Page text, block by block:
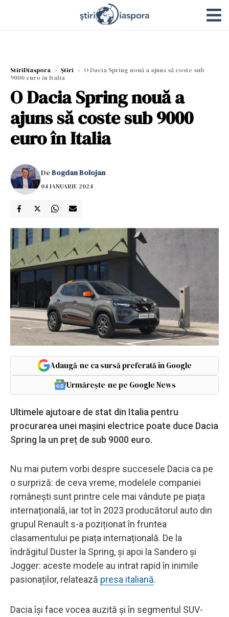
StiriDiaspora › Știri › O Dacia Spring nouă a ajuns să coste sub
9000 euro în Italia
O Dacia Spring nouă a
ajuns să coste sub 9000
euro în Italia
DeBogdan Bolojan
04 IANUARIE 2024
Adaugă-ne ca sursă preferată în Google
Urmărește-ne pe Google News
Ultimele ajutoare de stat din Italia pentru
procurarea unei mașini electrice poate duce Dacia
Spring la un preț de sub 9000 euro.
Nu mai putem vorbi despre succesele Dacia ca pe
o surpriză: de ceva vreme, modelele companiei
românești sunt printre cele mai vândute pe piața
internațională, iar tot în 2023 producătorul auto din
grupul Renault s-a poziționat în fruntea
clasamentului pe piața internațională. De la
îndrăgitul Duster la Spring, și apoi la Sandero și
Jogger: aceste modele au intrat rapid în inimile
pasionaților, relatează presa italiană.
Dacia își face vocea auzită și în segmentul SUV-